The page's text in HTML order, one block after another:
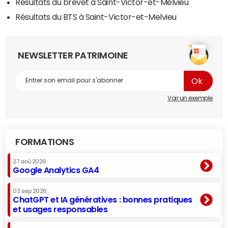
Résultats du brevet à Saint-Victor-et-Melvieu
Résultats du BTS à Saint-Victor-et-Melvieu
NEWSLETTER PATRIMOINE
Voir un exemple
FORMATIONS
27 aoû 2026
Google Analytics GA4
03 sep 2026
ChatGPT et IA génératives : bonnes pratiques
et usages responsables